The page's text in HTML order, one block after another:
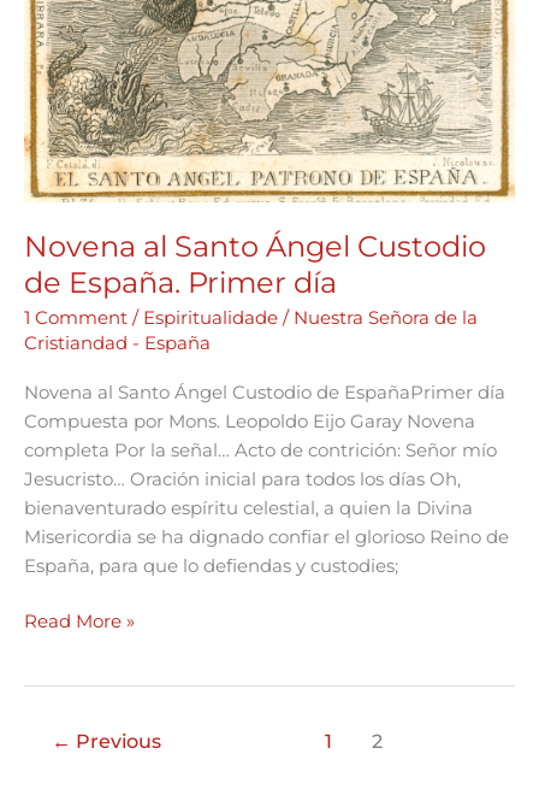
Novena al Santo Ángel Custodio
de España. Primer día
1 Comment / Espiritualidade / Nuestra Señora de la
Cristiandad - España
Novena al Santo Ángel Custodio de EspañaPrimer día
Compuesta por Mons. Leopoldo Eijo Garay Novena
completa Por la señal… Acto de contrición: Señor mío
Jesucristo… Oración inicial para todos los días Oh,
bienaventurado espíritu celestial, a quien la Divina
Misericordia se ha dignado confiar el glorioso Reino de
España, para que lo defiendas y custodies;
Read More »
← Previous 1 2